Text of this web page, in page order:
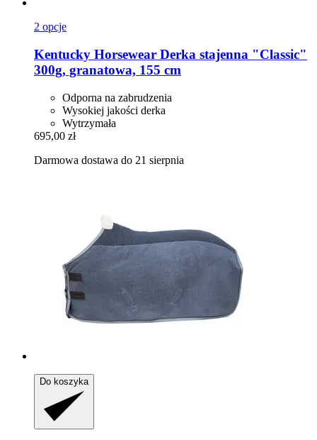
2 opcje
Kentucky Horsewear Derka stajenna "Classic"
300g, granatowa, 155 cm
Odporna na zabrudzenia
Wysokiej jakości derka
Wytrzymała
695,00 zł
Darmowa dostawa do 21 sierpnia
Do koszyka